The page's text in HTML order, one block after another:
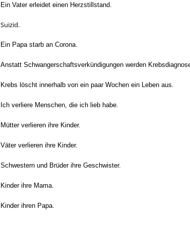
Ein Vater erleidet einen Herzstillstand.
Suizid.
Ein Papa starb an Corona.
Anstatt Schwangerschaftsverkündigungen werden
Krebs löscht innerhalb von ein paar Wochen ein Leben aus.
Ich verliere Menschen, die ich lieb habe.
Mütter verlieren ihre Kinder.
Väter verlieren ihre Kinder.
Schwestern und Brüder ihre Geschwister.
Kinder ihre Mama.
Kinder ihren Papa.